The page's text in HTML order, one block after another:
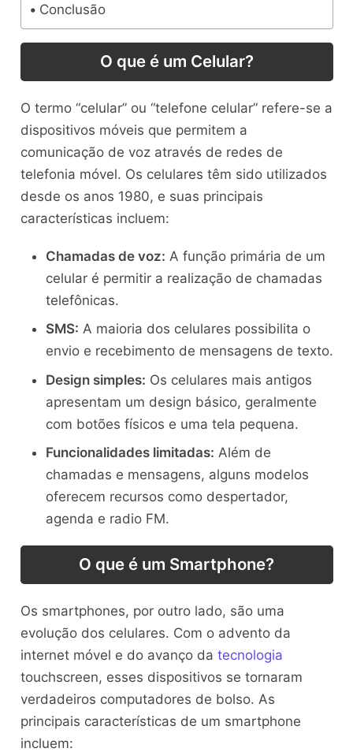
Conclusão
O que é um Celular?
O termo “celular” ou “telefone celular” refere-se a
dispositivos móveis que permitem a
comunicação de voz através de redes de
telefonia móvel. Os celulares têm sido utilizados
desde os anos 1980, e suas principais
características incluem:
Chamadas de voz: A função primária de um
celular é permitir a realização de chamadas
telefônicas.
SMS: A maioria dos celulares possibilita o
envio e recebimento de mensagens de texto.
Design simples: Os celulares mais antigos
apresentam um design básico, geralmente
com botões físicos e uma tela pequena.
Funcionalidades limitadas: Além de
chamadas e mensagens, alguns modelos
oferecem recursos como despertador,
agenda e radio FM.
O que é um Smartphone?
Os smartphones, por outro lado, são uma
evolução dos celulares. Com o advento da
internet móvel e do avanço da tecnologia
touchscreen, esses dispositivos se tornaram
verdadeiros computadores de bolso. As
principais características de um smartphone
incluem: